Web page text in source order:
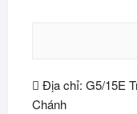
Địa chỉ: G5/15E
Chánh